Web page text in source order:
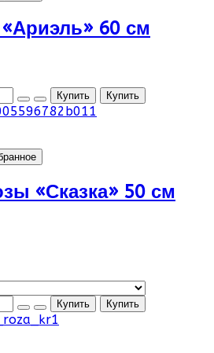
60 см
«Сказка» 50 см